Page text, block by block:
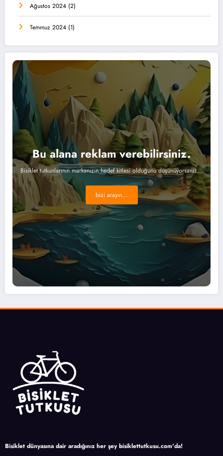
Ağustos 2024 (2)
Temmuz 2024 (1)
Bu alana reklam verebilirsiniz.
Bisiklet tutkunlarının markanızın hedef kitlesi olduğunu düşünüyorsanız...
bizi arayın...
Bisiklet dünyasına dair aradığınız her şey bisiklettutkusu.com'da!